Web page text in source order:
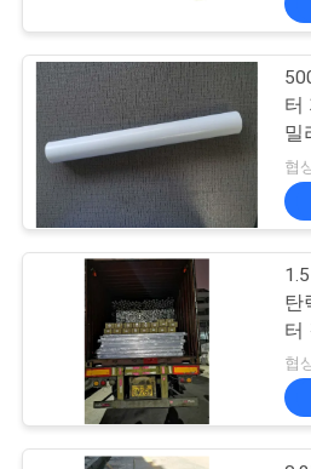
호
롤러 궤도
롤러 궤도
터
밀
협
탄
터
협